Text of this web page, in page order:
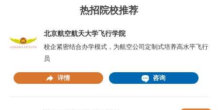
热招院校推荐
北京航空航天大学飞行学院
校企紧密结合办学模式，为航空公司定制式培养高水平飞行
员
详情 咨询